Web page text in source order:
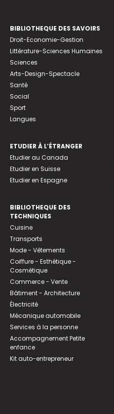
BIBLIOTHEQUE DES SAVOIRS
Droit-Economie-Gestion
Littérature-Sciences Humaines
Sciences
Arts-Design-Spectacle
Santé
Social
Sport
Langues
ETUDIER À L’ÉTRANGER
Etudier au Canada
Etudier en Suisse
Etudier en Espagne
BIBLIOTHEQUE DES
TECHNIQUES
Cuisine
Transports
Mode - Vêtements
Coiffure - Esthétique -
Cosmétique
Commerce - Vente
Bâtiment - Architecture
Électricité
Mécanique automobile
Services à la personne
Accompagnement Petite
enfance
Kit auto-entrepreneur